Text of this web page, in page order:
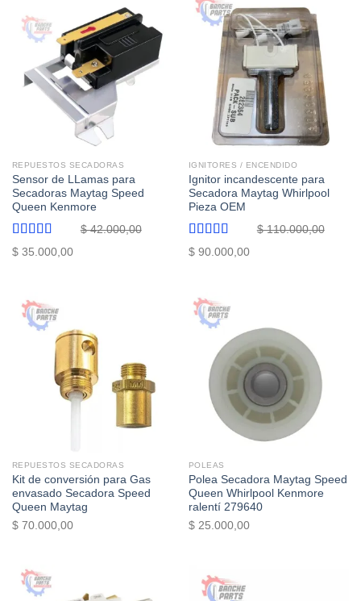
REPUESTOS SECADORAS
Sensor de LLamas para
Secadoras Maytag Speed
Queen Kenmore
Valorado
con
de
$42.000,00
El
era:
$ 42.000,00.
$35.000,00El
IGNITORES / ENCENDIDO
Ignitor incandescente para
Secadora Maytag Whirlpool
Pieza OEM
Valorado
con
de
$110.000,00
El
era:
$ 110.000,00.
$90.000,00El
REPUESTOS SECADORAS
Kit de conversión para Gas
envasado Secadora Speed
Queen Maytag
$70.000,00
POLEAS
Polea Secadora Maytag Speed
Queen Whirlpool Kenmore
ralentí 279640
$25.000,00